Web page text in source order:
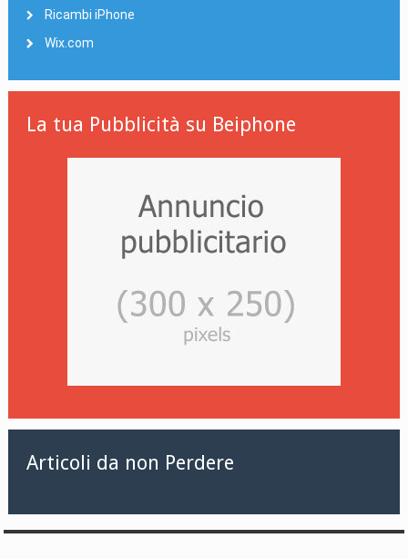
Ricambi iPhone
Wix.com
La tua Pubblicità su Beiphone
Articoli da non Perdere